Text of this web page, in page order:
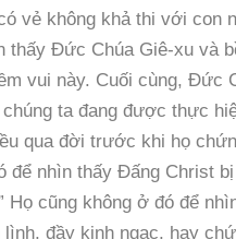
vẻ không khả thi với
Đức Chúa Giê-xu và
vui này. Cuối cùng,
ta đang được thực
qua đời trước khi họ
để nhìn thấy Đấng Christ
Họ cũng không ở đó để
lình, đầy kinh ngạc, hay